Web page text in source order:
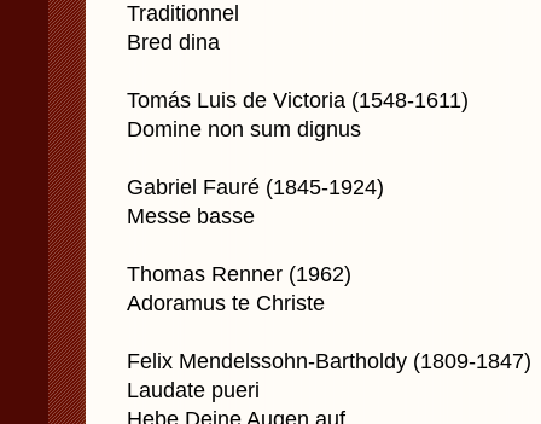
Traditionnel
Bred dina
Tomás Luis de Victoria (1548-1611)
Domine non sum dignus
Gabriel Fauré (1845-1924)
Messe basse
Thomas Renner (1962)
Adoramus te Christe
Felix Mendelssohn-Bartholdy (1809-1847)
Laudate pueri
Hebe Deine Augen auf